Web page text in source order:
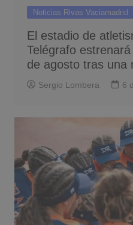
Noticias Rivas Vaciamadrid
El estadio de
Telégrafo
de agosto tras una
Sergio Lombera 6